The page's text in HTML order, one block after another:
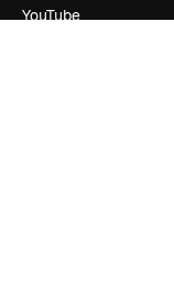
YouTube